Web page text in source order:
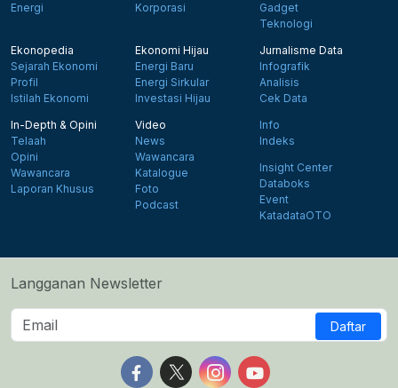
Energi
Korporasi
Gadget
Teknologi
Ekonopedia
Sejarah Ekonomi
Profil
Istilah Ekonomi
Ekonomi Hijau
Energi Baru
Energi Sirkular
Investasi Hijau
Jurnalisme Data
Infografik
Analisis
Cek Data
In-Depth & Opini
Telaah
Opini
Wawancara
Laporan Khusus
Video
News
Wawancara
Katalogue
Foto
Podcast
Info
Indeks
Insight Center
Databoks
Event
KatadataOTO
Langganan Newsletter
Daftar
Follow us on Facebook
Follow us on X
Follow us on Instagram
Follow us on